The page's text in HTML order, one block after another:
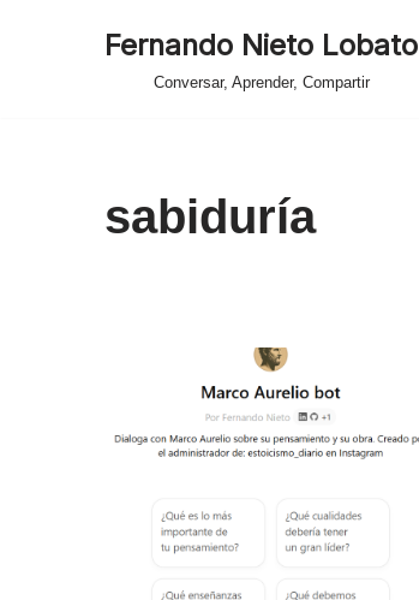
Fernando Nieto Lobato
Conversar, Aprender, Compartir
sabiduría